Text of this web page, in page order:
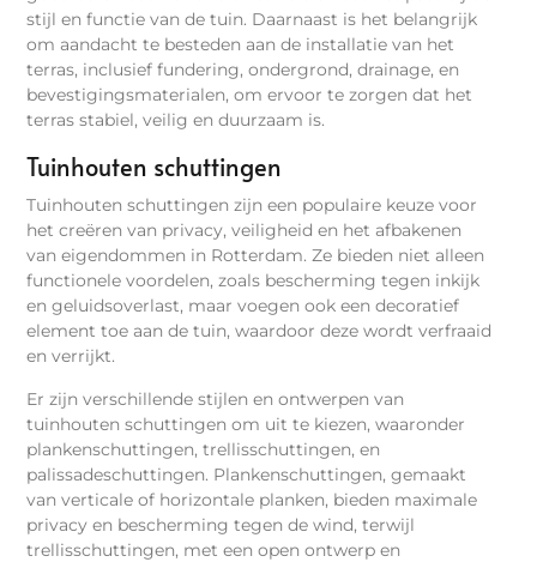
stijl en functie van de tuin. Daarnaast is het belangrijk
om aandacht te besteden aan de installatie van het
terras, inclusief fundering, ondergrond, drainage, en
bevestigingsmaterialen, om ervoor te zorgen dat het
terras stabiel, veilig en duurzaam is.
Tuinhouten schuttingen
Tuinhouten schuttingen zijn een populaire keuze voor
het creëren van privacy, veiligheid en het afbakenen
van eigendommen in Rotterdam. Ze bieden niet alleen
functionele voordelen, zoals bescherming tegen inkijk
en geluidsoverlast, maar voegen ook een decoratief
element toe aan de tuin, waardoor deze wordt verfraaid
en verrijkt.
Er zijn verschillende stijlen en ontwerpen van
tuinhouten schuttingen om uit te kiezen, waaronder
plankenschuttingen, trellisschuttingen, en
palissadeschuttingen. Plankenschuttingen, gemaakt
van verticale of horizontale planken, bieden maximale
privacy en bescherming tegen de wind, terwijl
trellisschuttingen, met een open ontwerp en